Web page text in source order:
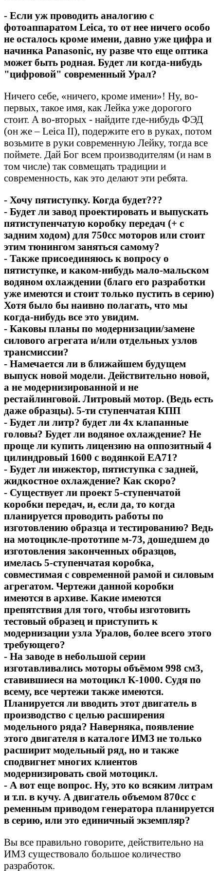
- Если уж проводить аналогию с
фотоаппаратом Leica, то от нее ничего особо
не осталось кроме имени, давно уже цифра и
начинка Panasonic, ну разве что еще оптика
может быть родная. Будет ли когда-нибудь
"цифровой" современный Урал?
Ничего себе, «ничего, кроме имени»! Ну, во-
первых, такое имя, как Лейка уже дорогого
стоит. А во-вторых - найдите где-нибудь ФЭД
(он же – Leica II), подержите его в руках, потом
возьмите в руки современную Лейку, тогда все
поймете. Дай Бог всем производителям (и нам в
том числе) так совмещать традиции и
современность, как это делают эти ребята.
- Хочу пятиступку. Когда будет???
- Будет ли завод проектировать и выпускать
пятиступенчатую коробку передач (+ с
задним ходом) для 750сс моторов или стоит
этим тюнингом заняться самому?
- Также присоединяюсь к вопросу о
пятиступке, и каком-нибудь мало-мальском
водяном охлаждении (благо его разработки
уже имеются и стоит только пустить в серию)
Хотя было бы наивно полагать, что мы
когда-нибудь все это увидим.
- Каковы планы по модернизации/замене
силового агрегата и/или отдельных узлов
трансмиссии?
- Намечается ли в ближайшем будущем
выпуск новой модели. Действительно новой,
а не модернизированной и не
рестайлинговой. Литровый мотор. (Ведь есть
даже образцы). 5-ти ступенчатая КПП
- Будет ли литр? будет ли 4х клапанные
головы? Будет ли водяное охлаждение? Не
проще ли купить лицензию на оппозитный 4
цилиндровый 1600 с водянкой ЕА71?
- Будет ли инжектор, пятиступка с задней,
жидкостное охлаждение? Как скоро?
- Существует ли проект 5-ступенчатой
коробки передач, и, если да, то когда
планируется проводить работы по
изготовлению образца и тестированию? Ведь
на мотоцикле-прототипе м-73, дошедшем до
изготовления законченных образцов,
имелась 5-ступенчатая коробка,
совместимая с современной рамой и силовым
агрегатом. Чертежи данной коробки
имеются в архиве. Какие имеются
препятствия для того, чтобы изготовить
тестовый образец и приступить к
модернизации узла Уралов, более всего этого
требующего?
- На заводе в небольшой серии
изготавливались моторы объёмом 998 см3,
ставившиеся на мотоцикл К-1000. Судя по
всему, все чертежи также имеются.
Планируется ли вводить этот двигатель в
производство с целью расширения
модельного ряда? Наверняка, появление
этого двигателя в каталоге ИМЗ не только
расширит модельный ряд, но и также
сподвигнет многих клиентов
модернизировать свой мотоцикл.
- А вот еще вопрос. Ну, это ко всяким литрам
и т.п. в кучу. А двигатель объемом 870сс с
ременным приводом генератора планируется
в серию, или это единичный экземпляр?
Вы все правильно говорите, действительно на
ИМЗ существовало большое количество
разработок.